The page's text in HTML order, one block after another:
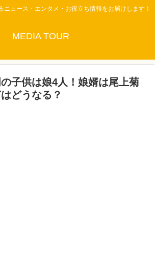
ニュース・エンタメ・お役立ち情報をお届けします！
MEDIA TOUR
子供は娘4人！娘婿は尾上菊
どうなる？